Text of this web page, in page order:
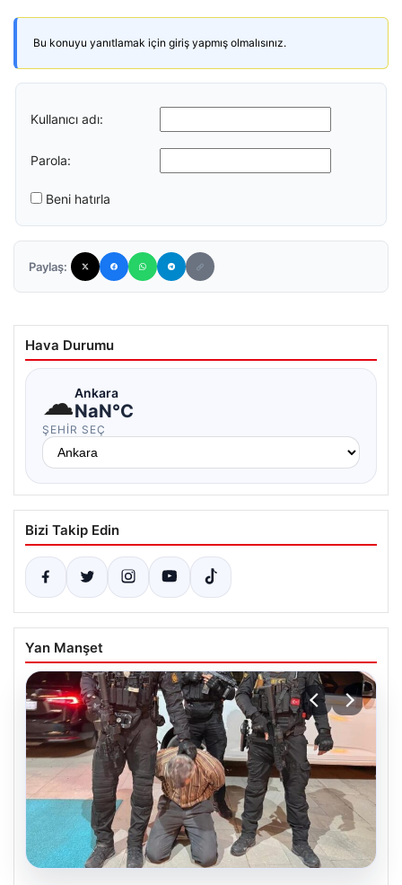
Bu konuyu yanıtlamak için giriş yapmış olmalısınız.
Kullanıcı adı:
Parola:
Beni hatırla
Paylaş:
Hava Durumu
☁Ankara
NaN°C
ŞEHIR SEÇ
Bizi Takip Edin
Yan Manşet